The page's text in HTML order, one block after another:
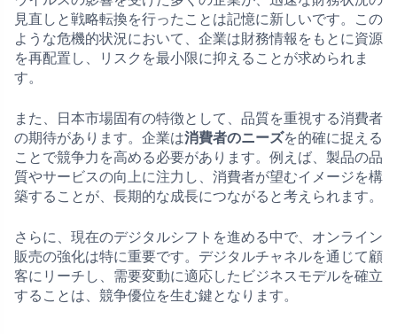
見直しと戦略転換を行ったことは記憶に新しいです。この
ような危機的状況において、企業は財務情報をもとに資源
を再配置し、リスクを最小限に抑えることが求められま
す。
また、日本市場固有の特徴として、品質を重視する消費者
の期待があります。企業は消費者のニーズを的確に捉える
ことで競争力を高める必要があります。例えば、製品の品
質やサービスの向上に注力し、消費者が望むイメージを構
築することが、長期的な成長につながると考えられます。
さらに、現在のデジタルシフトを進める中で、オンライン
販売の強化は特に重要です。デジタルチャネルを通じて顧
客にリーチし、需要変動に適応したビジネスモデルを確立
することは、競争優位を生む鍵となります。